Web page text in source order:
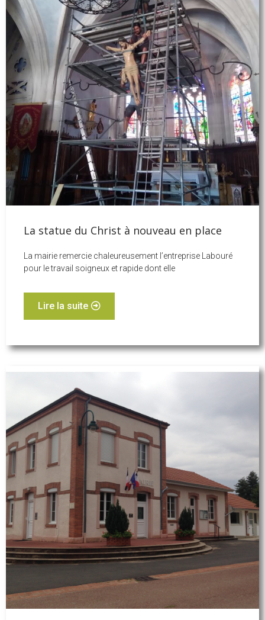
La statue du Christ à nouveau en place
La mairie remercie chaleureusement l’entreprise Labouré
pour le travail soigneux et rapide dont elle
Lire la suite